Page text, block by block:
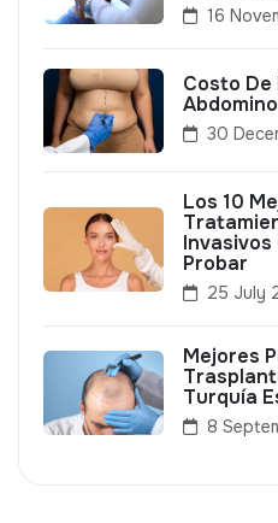
16
Costo De
30
Los 10
Invasivos
Probar
25 July
Mejores
Turquía
8